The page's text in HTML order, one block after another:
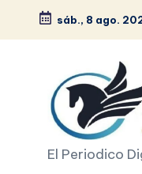
Saltar
contenido
sáb., 8 ago.
p
El Periodico